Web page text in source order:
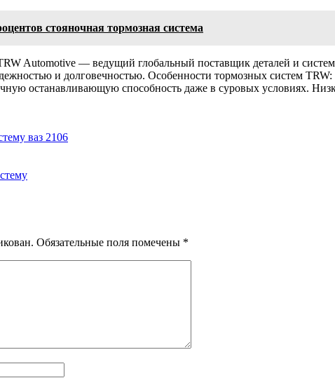
стояночная тормозная система
Automotive — ведущий глобальный поставщик деталей и
и долговечностью. Особенности тормозных систем
останавливающую способность даже в суровых условиях.
ваз 2106
Обязательные поля помечены *